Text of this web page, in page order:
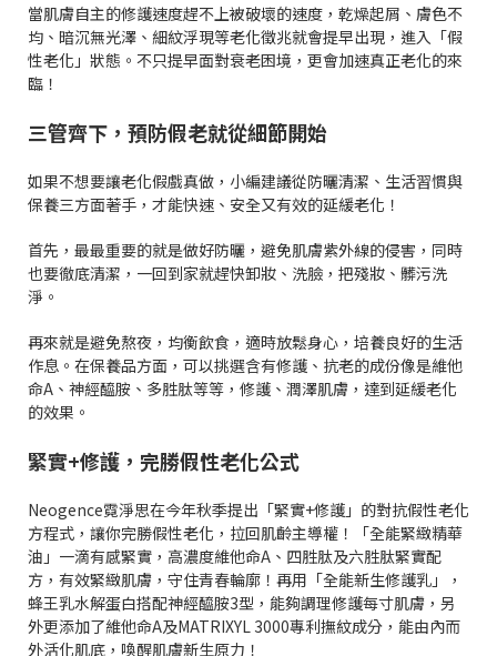
當肌膚自主的修護速度趕不上被破壞的速度，乾燥起屑、膚色不
均、暗沉無光澤、細紋浮現等老化徵兆就會提早出現，進入「假
性老化」狀態。不只提早面對衰老困境，更會加速真正老化的來
臨！
三管齊下，預防假老就從細節開始
如果不想要讓老化假戲真做，小編建議從防曬清潔、生活習慣與
保養三方面著手，才能快速、安全又有效的延緩老化！
首先，最最重要的就是做好防曬，避免肌膚紫外線的侵害，同時
也要徹底清潔，一回到家就趕快卸妝、洗臉，把殘妝、髒污洗
淨。
再來就是避免熬夜，均衡飲食，適時放鬆身心，培養良好的生活
作息。在保養品方面，可以挑選含有修護、抗老的成份像是維他
命A、神經醯胺、多胜肽等等，修護、潤澤肌膚，達到延緩老化
的效果。
緊實+修護，完勝假性老化公式
Neogence霓淨思在今年秋季提出「緊實+修護」的對抗假性老化
方程式，讓你完勝假性老化，拉回肌齡主導權！「全能緊緻精華
油」一滴有感緊實，高濃度維他命A、四胜肽及六胜肽緊實配
方，有效緊緻肌膚，守住青春輪廓！再用「全能新生修護乳」，
蜂王乳水解蛋白搭配神經醯胺3型，能夠調理修護每寸肌膚，另
外更添加了維他命A及MATRIXYL 3000專利撫紋成分，能由內而
外活化肌底，喚醒肌膚新生原力！